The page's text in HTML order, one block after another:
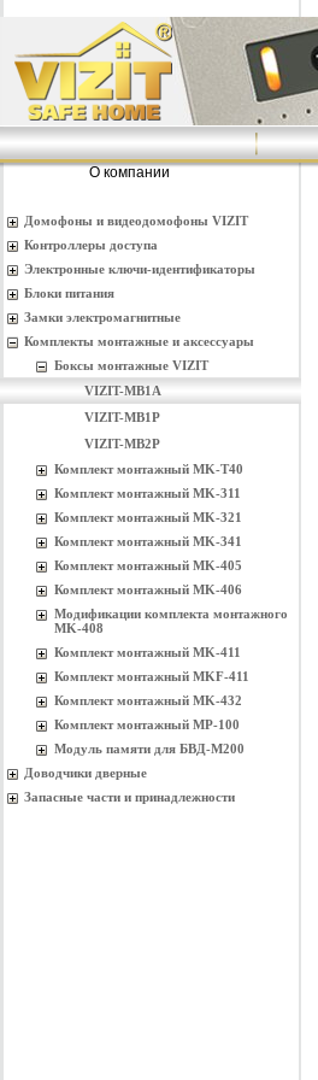
О компании
Домофоны и видеодомофоны VIZIT
Контроллеры доступа
Электронные ключи-идентификаторы
Блоки питания
Замки электромагнитные
Комплекты монтажные и аксессуары
Боксы монтажные VIZIT
VIZIT-MB1A
VIZIT-MB1P
VIZIT-MB2Р
Комплект монтажный MK-T40
Комплект монтажный MK-311
Комплект монтажный MK-321
Комплект монтажный MK-341
Комплект монтажный MK-405
Комплект монтажный MK-406
Модификации комплекта монтажного
MK-408
Комплект монтажный MK-411
Комплект монтажный MKF-411
Комплект монтажный MK-432
Комплект монтажный MP-100
Модуль памяти для БВД-М200
Доводчики дверные
Запасные части и принадлежности